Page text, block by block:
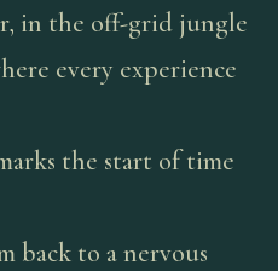
in the off-grid jungle
every experience
the start of time
back to a nervous